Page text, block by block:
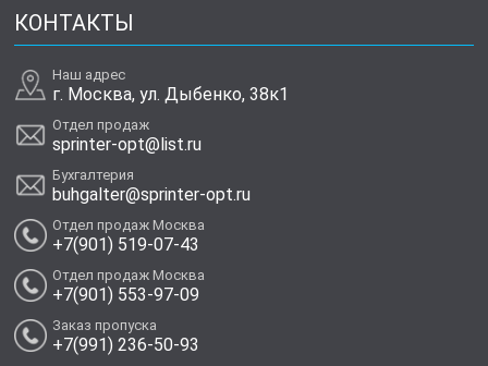
КОНТАКТЫ
Наш адрес
г. Москва, ул. Дыбенко, 38к1
Отдел продаж
sprinter-opt@list.ru
Бухгалтерия
buhgalter@sprinter-opt.ru
Отдел продаж Москва
+7(901) 519-07-43
Отдел продаж Москва
+7(901) 553-97-09
Заказ пропуска
+7(991) 236-50-93